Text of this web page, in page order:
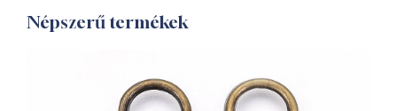
Népszerű termékek